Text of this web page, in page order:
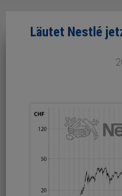
Läutet Nestlé